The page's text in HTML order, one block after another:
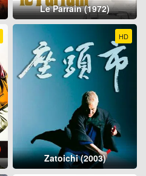
Le Parrain (1972)
HD
Zatoichi (2003)